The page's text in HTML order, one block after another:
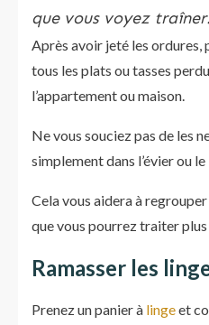
que vous voyez traîner.
Après avoir jeté les ordures,
tous les plats ou tasses
l’appartement ou maison.
Ne vous souciez pas de les
simplement dans l’évier ou
Cela vous aidera à
que vous pourrez traiter
Ramasser les
Prenez un panier à lingeet